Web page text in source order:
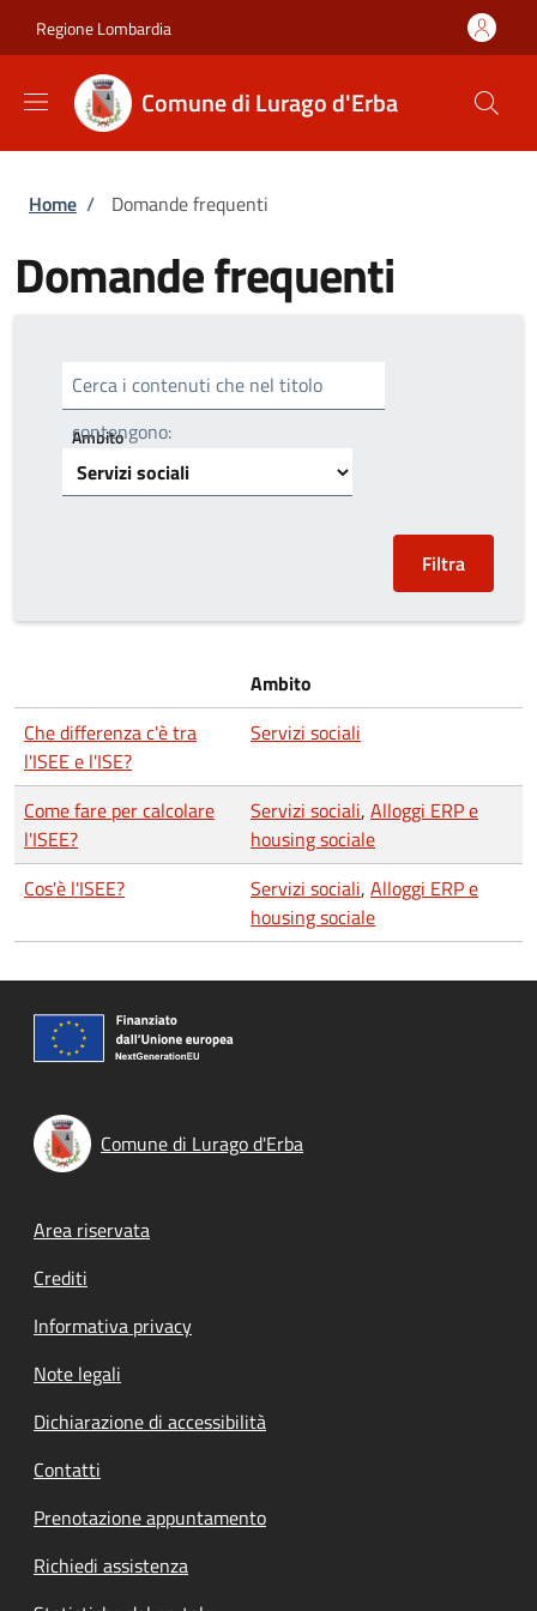
Regione Lombardia
Comune di Lurago d'Erba
Briciole di pane
Home / Domande frequenti
Domande frequenti
Cerca i contenuti che nel titolo
contengono:
Ambito
Ambito
Che differenza c'è tra
l'ISEE e l'ISE?
Servizi sociali
Come fare per calcolare
l'ISEE?
Servizi sociali, Alloggi ERP e
housing sociale
Cos'è l'ISEE?
Servizi sociali, Alloggi ERP e
housing sociale
Comune di Lurago d'Erba
Footer menu
Area riservata
Crediti
Informativa privacy
Note legali
Dichiarazione di accessibilità
Contatti
Prenotazione appuntamento
Richiedi assistenza